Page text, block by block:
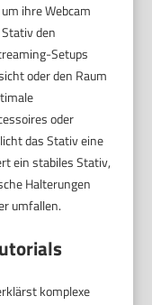
ihre Webcam
den
Setups
oder den Raum
oder
das Stativ eine
ein stabiles Stativ,
Halterungen
umfallen.
komplexe